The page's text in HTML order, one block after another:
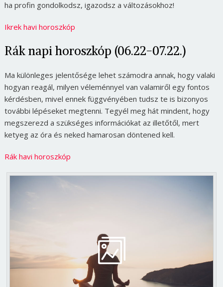
ha profin gondolkodsz, igazodsz a változásokhoz!
Ikrek havi horoszkóp
Rák napi horoszkóp (06.22-07.22.)
Ma különleges jelentősége lehet számodra annak, hogy valaki
hogyan reagál, milyen véleménnyel van valamiről egy fontos
kérdésben, mivel ennek függvényében tudsz te is bizonyos
további lépéseket megtenni. Tegyél meg hát mindent, hogy
megszerezd a szükséges információkat az illetőtől, mert
ketyeg az óra és neked hamarosan döntened kell.
Rák havi horoszkóp